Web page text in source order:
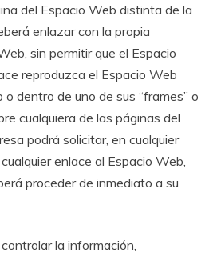
del Espacio Web distinta de la
enlazar con la propia
sin permitir que el Espacio
reproduzca el Espacio Web
dentro de uno de sus “frames” o
cualquiera de las páginas del
podrá solicitar, en cualquier
enlace al Espacio Web,
proceder de inmediato a su
la información,